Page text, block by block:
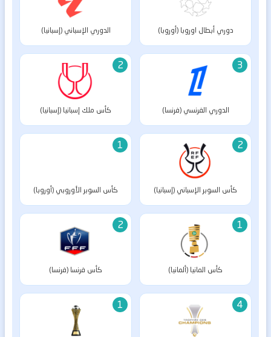
دوري أبطال اوروبا (أوروبا) الدوري الإسباني (إسبانيا)
3
الدوري الفرنسي (فرنسا)
2
كأس ملك إسبانيا (إسبانيا)
2
كأس السوبر الإسباني (إسبانيا)
1
كأس السوبر الأوروبي (أوروبا)
1
كأس المانيا (ألمانيا)
2
كأس فرنسا (فرنسا)
4
1